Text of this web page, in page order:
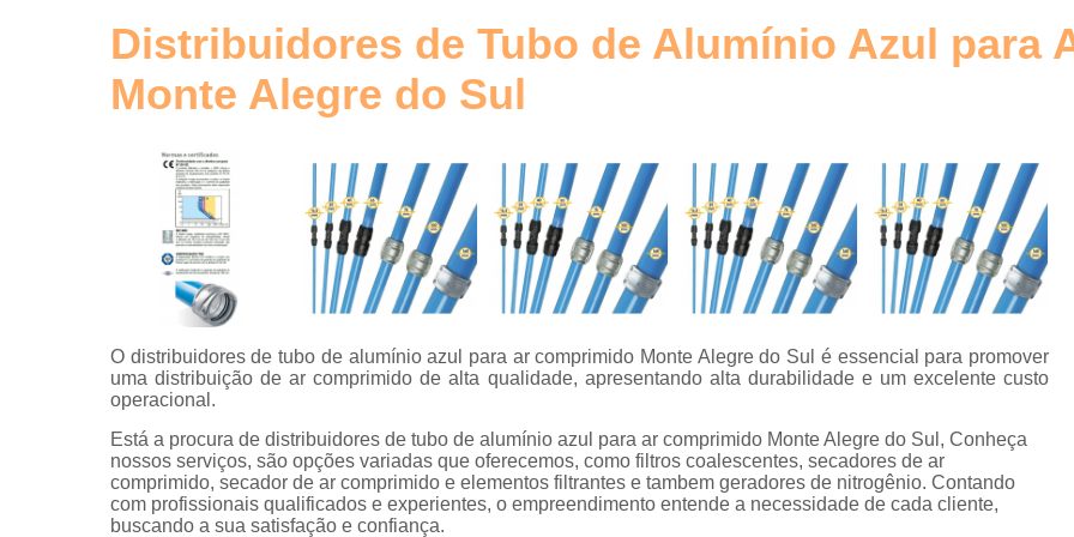
comprimido
alumínio
para ar
Tubulações
em alumínio
Filtro Hidráulico
Filtros Hidráulicos
Elemento para Filtro Coalescente
Filtro Coalescente Ar
Filtro Coalescente Domnick
Gerador de Nitrogênio com
Gerador de Nitrogênio para
Gerador Nitrogênio
Distribuidores de Tubo de Alumínio Azul para
Monte Alegre do Sul
O distribuidores de tubo de alumínio azul para ar comprimido Monte Alegre do Sul é essencial para promover
uma distribuição de ar comprimido de alta qualidade, apresentando alta durabilidade e um excelente custo
operacional.
Está a procura de distribuidores de tubo de alumínio azul para ar comprimido Monte Alegre do Sul, Conheça
nossos serviços, são opções variadas que oferecemos, como filtros coalescentes, secadores de ar
comprimido, secador de ar comprimido e elementos filtrantes e tambem geradores de nitrogênio. Contando
com profissionais qualificados e experientes, o empreendimento entende a necessidade de cada cliente,
buscando a sua satisfação e confiança.